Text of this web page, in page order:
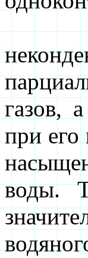
В
газов,
при его
воды.